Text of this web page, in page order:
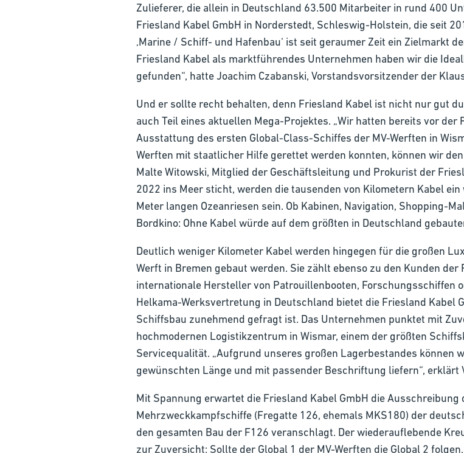
Zulieferer, die allein in Deutschland 63.500 Mitarbeiter in rund 400
Friesland Kabel GmbH in Norderstedt, Schleswig-Holstein, die seit
‚Marine / Schiff- und Hafenbau‘ ist seit geraumer Zeit ein Zielmarkt
Friesland Kabel als marktführendes Unternehmen haben wir die
gefunden“, hatte Joachim Czabanski, Vorstandsvorsitzender der
Und er sollte recht behalten, denn Friesland Kabel ist nicht nur gut
auch Teil eines aktuellen Mega-Projektes. „Wir hatten bereits vor der
Ausstattung des ersten Global-Class-Schiffes der MV-Werften in
Werften mit staatlicher Hilfe gerettet werden konnten, können wir
Malte Witowski, Mitglied der Geschäftsleitung und Prokurist der
2022 ins Meer sticht, werden die tausenden von Kilometern Kabel
Meter langen Ozeanriesen sein. Ob Kabinen, Navigation, Shopping-
Bordkino: Ohne Kabel würde auf dem größten in Deutschland
Deutlich weniger Kilometer Kabel werden hingegen für die großen
Werft in Bremen gebaut werden. Sie zählt ebenso zu den Kunden
internationale Hersteller von Patrouillenbooten, Forschungsschiffen
Helkama-Werksvertretung in Deutschland bietet die Friesland Kabel
Schiffsbau zunehmend gefragt ist. Das Unternehmen punktet mit
hochmodernen Logistikzentrum in Wismar, einem der größten
Servicequalität. „Aufgrund unseres großen Lagerbestandes können
gewünschten Länge und mit passender Beschriftung liefern“,
Mit Spannung erwartet die Friesland Kabel GmbH die
Mehrzweckkampfschiffe (Fregatte 126, ehemals MKS180) der
den gesamten Bau der F126 veranschlagt. Der wiederauflebende
zur Zuversicht: Sollte der Global 1 der MV-Werften die Global 2